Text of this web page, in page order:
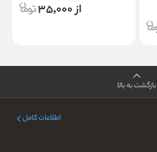
از 35,000
بازگشت به بالا
اطلاعات کامل